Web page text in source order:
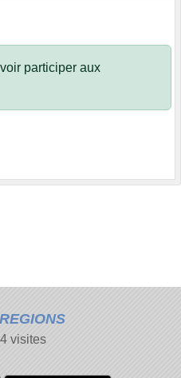
participer aux
visites